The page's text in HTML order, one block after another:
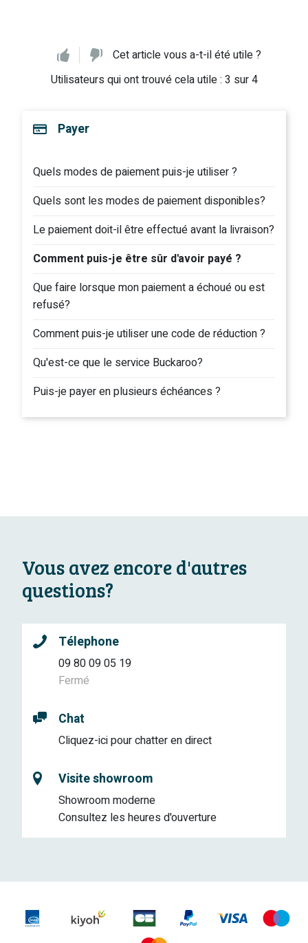
Payer
Quels modes de paiement puis-je utiliser ?
Quels sont les modes de paiement disponibles?
Le paiement doit-il être effectué avant la livraison?
Comment puis-je être sûr d'avoir payé ?
Que faire lorsque mon paiement a échoué ou est
refusé?
Comment puis-je utiliser une code de réduction ?
Qu'est-ce que le service Buckaroo?
Puis-je payer en plusieurs échéances ?
Cet article vous a-t-il été utile ?
Utilisateurs qui ont trouvé cela utile : 3 sur 4
Vous avez encore d'autres
questions?
Télephone
09 80 09 05 19
Fermé
Chat
Cliquez-ici pour chatter en direct
Visite showroom
Showroom moderne
Consultez les heures d'ouverture